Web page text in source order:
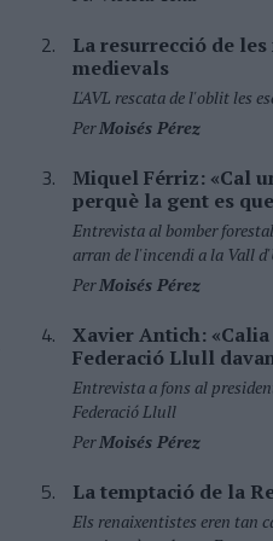
La resurrecció de
medievals
L'AVL rescata de l'oblit les
PerMoisés Pérez
Miquel Férriz: «Cal
perquè la gent es
Entrevista al bomber
arran de l'incendi a la Vall
PerMoisés Pérez
Xavier Antich:
Federació Llull
Entrevista a fons al
Federació Llull
PerMoisés Pérez
La temptació de la
Els renaixentistes eren tan